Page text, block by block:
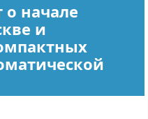
начале
и